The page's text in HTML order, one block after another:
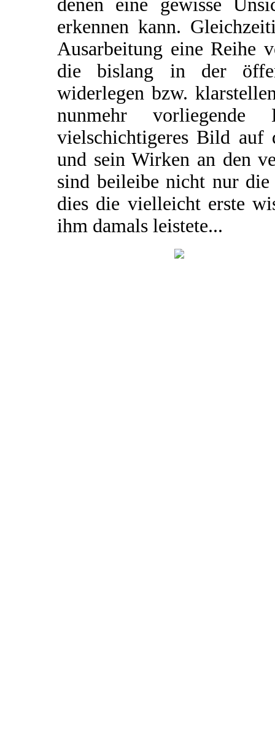
denen eine gewisse
erkennen kann.
Ausarbeitung eine Reihe
die bislang in der
widerlegen bzw.
nunmehr vorliegende
vielschichtigeres Bild auf
und sein Wirken an den
sind beileibe nicht nur
dies die vielleicht erste
ihm damals leistete...